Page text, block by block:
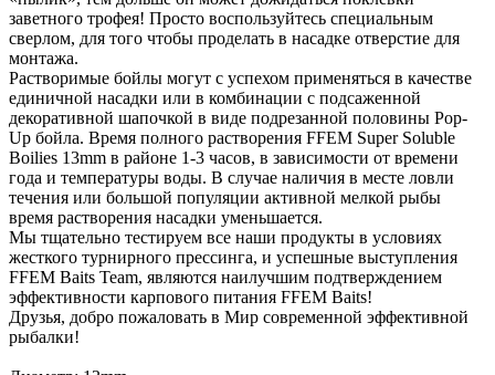
заветного трофея! Просто воспользуйтесь специальным
сверлом, для того чтобы проделать в насадке отверстие для
монтажа.
Растворимые бойлы могут с успехом применяться в качестве
единичной насадки или в комбинации с подсаженной
декоративной шапочкой в виде подрезанной половины Pop-
Up бойла. Время полного растворения FFEM Super Soluble
Boilies 13mm в районе 1-3 часов, в зависимости от времени
года и температуры воды. В случае наличия в месте ловли
течения или большой популяции активной мелкой рыбы
время растворения насадки уменьшается.
Мы тщательно тестируем все наши продукты в условиях
жесткого турнирного прессинга, и успешные выступления
FFEM Baits Team, являются наилучшим подтверждением
эффективности карпового питания FFEM Baits!
Друзья, добро пожаловать в Мир современной эффективной
рыбалки!